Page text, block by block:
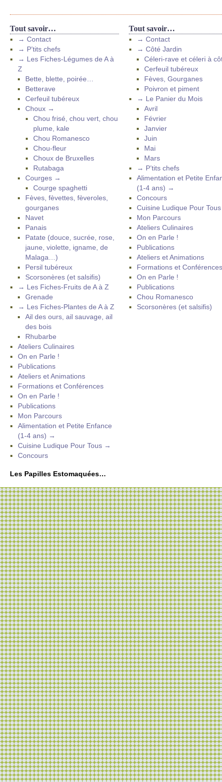
Tout savoir…
→ Contact
→ P’tits chefs
→ Les Fiches-Légumes de A à
Z
Bette, blette, poirée…
Betterave
Cerfeuil tubéreux
Choux →
Chou frisé, chou vert, chou
plume, kale
Chou Romanesco
Chou-fleur
Choux de Bruxelles
Rutabaga
Courges →
Courge spaghetti
Fèves, fèvettes, fèveroles,
gourganes
Navet
Panais
Patate (douce, sucrée, rose,
jaune, violette, igname, de
Malaga…)
Persil tubéreux
Scorsonères (et salsifis)
→ Les Fiches-Fruits de A à Z
Grenade
→ Les Fiches-Plantes de A à Z
Ail des ours, ail sauvage, ail
des bois
Rhubarbe
Ateliers Culinaires
On en Parle !
Publications
Ateliers et Animations
Formations et Conférences
On en Parle !
Publications
Mon Parcours
Alimentation et Petite Enfance
(1-4 ans) →
Cuisine Ludique Pour Tous →
Concours
Tout savoir…
→ Contact
→ Côté Jardin
Céleri-rave et céleri à
Cerfeuil tubéreux
Fèves, Gourganes
Poivron et piment
→ Le Panier du Mois
Avril
Février
Janvier
Juin
Mai
Mars
→ P’tits chefs
Alimentation et Petite
(1-4 ans) →
Concours
Cuisine Ludique Pour
Mon Parcours
Ateliers Culinaires
On en Parle !
Publications
Ateliers et Animations
Formations et Conférences
On en Parle !
Publications
Chou Romanesco
Scorsonères (et salsifis)
Les Papilles Estomaquées…